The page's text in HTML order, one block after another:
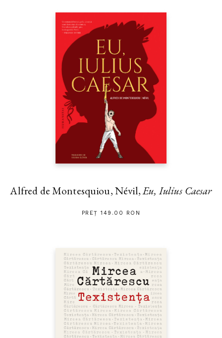
Alfred de Montesquiou, Névil,Eu, Iulius Caesar
PREȚ 149.00 RON